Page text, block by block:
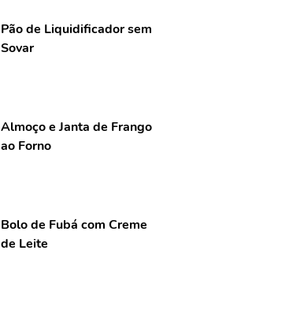
Pão de Liquidificador sem
Sovar
Almoço e Janta de Frango
ao Forno
Bolo de Fubá com Creme
de Leite